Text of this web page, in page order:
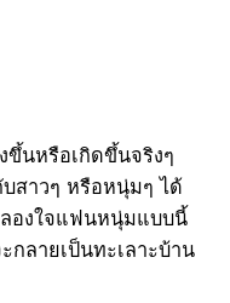
ขึ้นหรือเกิดขึ้นจริงๆ
สาวๆ หรือหนุ่มๆ ได้
องใจแฟนหนุ่มแบบนี้
กลายเป็นทะเลาะบ้าน